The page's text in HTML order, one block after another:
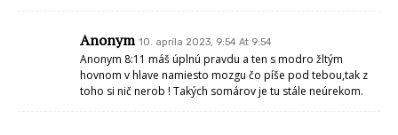
Anonym 10. apríla 2023, 9:54 At 9:54
Anonym 8:11 máš úplnú pravdu a ten s modro žltým
hovnom v hlave namiesto mozgu čo píše pod tebou,tak z
toho si nič nerob ! Takých somárov je tu stále neúrekom.